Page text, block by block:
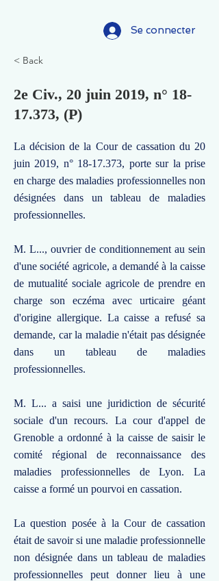
Se connecter
< Back
2e Civ., 20 juin 2019, n° 18-
17.373, (P)
La décision de la Cour de cassation du 20
juin 2019, n° 18-17.373, porte sur la prise
en charge des maladies professionnelles non
désignées dans un tableau de maladies
professionnelles.
M. L..., ouvrier de conditionnement au sein
d'une société agricole, a demandé à la caisse
de mutualité sociale agricole de prendre en
charge son eczéma avec urticaire géant
d'origine allergique. La caisse a refusé sa
demande, car la maladie n'était pas désignée
dans un tableau de maladies
professionnelles.
M. L... a saisi une juridiction de sécurité
sociale d'un recours. La cour d'appel de
Grenoble a ordonné à la caisse de saisir le
comité régional de reconnaissance des
maladies professionnelles de Lyon. La
caisse a formé un pourvoi en cassation.
La question posée à la Cour de cassation
était de savoir si une maladie professionnelle
non désignée dans un tableau de maladies
professionnelles peut donner lieu à une